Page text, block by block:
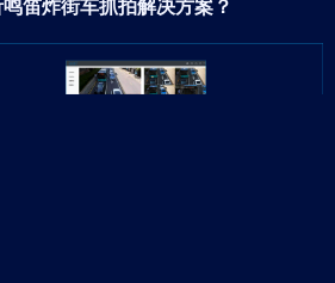
笛炸街车抓拍解决方案 ？